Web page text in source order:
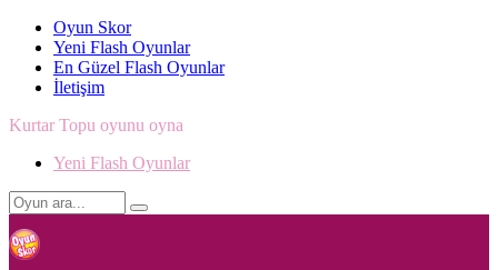
Oyun Skor
Yeni Flash Oyunlar
En Güzel Flash Oyunlar
İletişim
Kurtar Topu oyunu oyna
Yeni Flash Oyunlar